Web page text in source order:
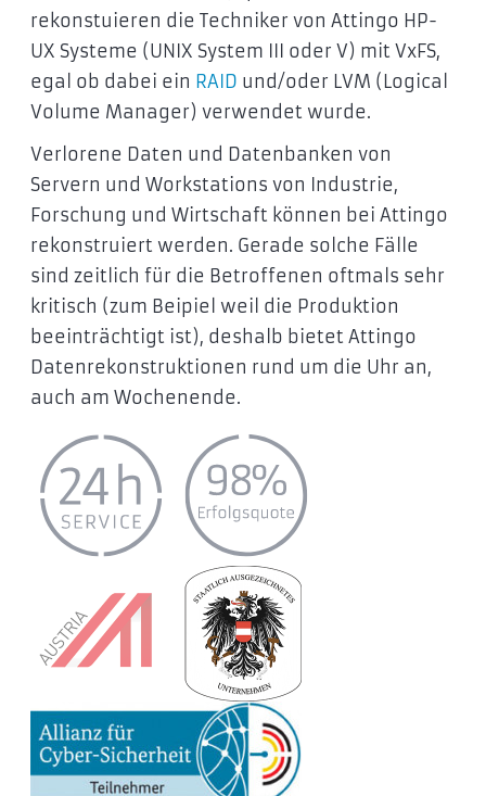
rekonstuieren die Techniker von Attingo HP-
UX Systeme (UNIX System III oder V) mit VxFS,
egal ob dabei ein RAID und/oder LVM (Logical
Volume Manager) verwendet wurde.
Verlorene Daten und Datenbanken von
Servern und Workstations von Industrie,
Forschung und Wirtschaft können bei Attingo
rekonstruiert werden. Gerade solche Fälle
sind zeitlich für die Betroffenen oftmals sehr
kritisch (zum Beipiel weil die Produktion
beeinträchtigt ist), deshalb bietet Attingo
Datenrekonstruktionen rund um die Uhr an,
auch am Wochenende.